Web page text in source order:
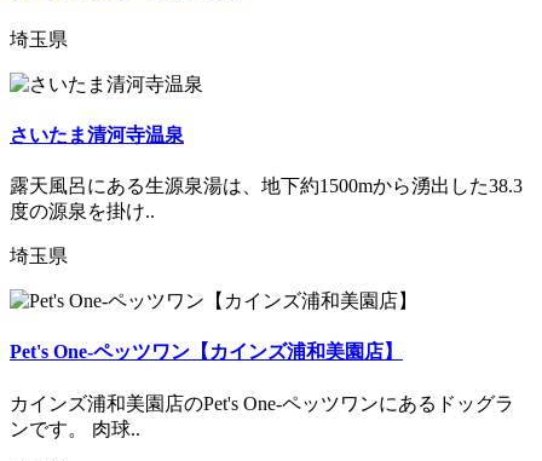
埼玉県
さいたま清河寺温泉
露天風呂にある生源泉湯は、地下約1500mから湧出した38.3
度の源泉を掛け..
埼玉県
Pet's One-ペッツワン【カインズ浦和美園店】
カインズ浦和美園店のPet's One-ペッツワンにあるドッグラ
ンです。 肉球..